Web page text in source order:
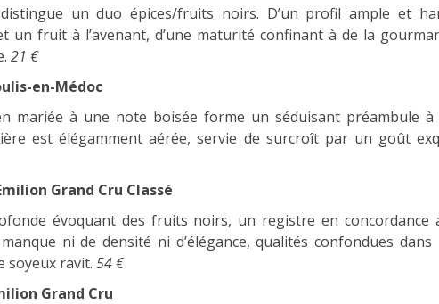
un duo épices/fruits noirs. D’un profil ample et
un fruit à l’avenant, d’une maturité confinant à de la
21 €
en-Médoc
mariée à une note boisée forme un séduisant préambule à
est élégamment aérée, servie de surcroît par un goût
Grand Cru Classé
évoquant des fruits noirs, un registre en concordance
ni de densité ni d’élégance, qualités confondues
soyeux ravit. 54 €
Grand Cru